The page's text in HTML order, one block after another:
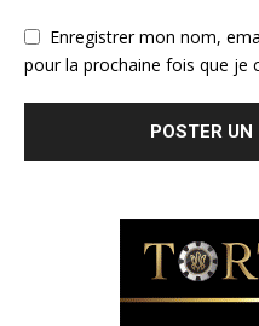
Enregistrer mon nom,
pour la prochaine fois que je